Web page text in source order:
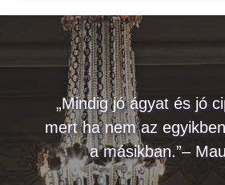
„Mindig jó ágyat és jó
mert ha nem az
a másikban.”–